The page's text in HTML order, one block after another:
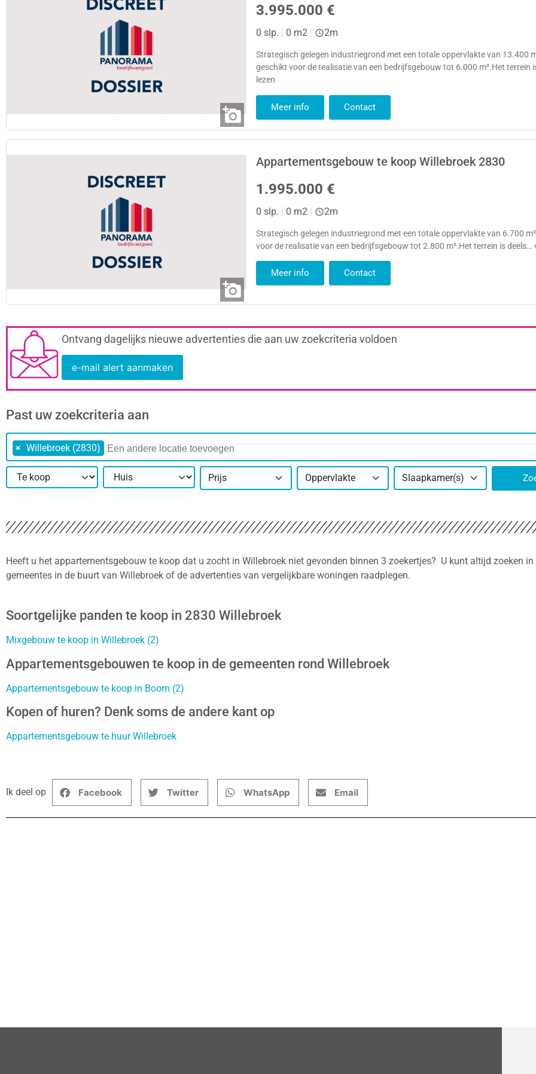
3.995.000 €
0 slp. | 0 m2 | 2m
Strategisch gelegen industriegrond met een totale oppervlakte van 13.400
geschikt voor de realisatie van een bedrijfsgebouw tot 6.000 m².Het terrein
lezen
Meer info Contact
Appartementsgebouw te koop Willebroek 2830
1.995.000 €
0 slp. | 0 m2 | 2m
Strategisch gelegen industriegrond met een totale oppervlakte van 6.700
voor de realisatie van een bedrijfsgebouw tot 2.800 m².Het terrein is deels…
Meer info Contact
Ontvang dagelijks nieuwe advertenties die aan uw zoekcriteria voldoen
e-mail alert aanmaken
Past uw zoekcriteria aan
× Willebroek (2830)
Prijs Oppervlakte Slaapkamer(s)
Heeft u het appartementsgebouw te koop dat u zocht in Willebroek niet gevonden binnen 3 zoekertjes? U kunt altijd zoeken in
gemeentes in de buurt van Willebroek of de advertenties van vergelijkbare woningen raadplegen.
Soortgelijke panden te koop in 2830 Willebroek
Mixgebouw te koop in Willebroek (2)
Appartementsgebouwen te koop in de gemeenten rond Willebroek
Appartementsgebouw te koop in Boom (2)
Kopen of huren? Denk soms de andere kant op
Appartementsgebouw te huur Willebroek
Ik deel op Facebook Twitter WhatsApp Email